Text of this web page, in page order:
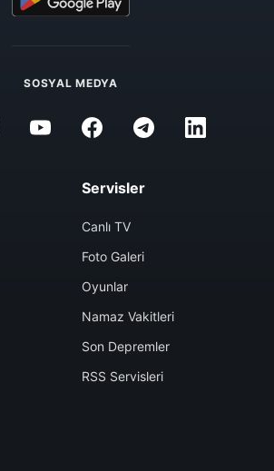
SOSYAL MEDYA
Servisler
Canlı TV
Foto Galeri
Oyunlar
Namaz Vakitleri
Son Depremler
RSS Servisleri